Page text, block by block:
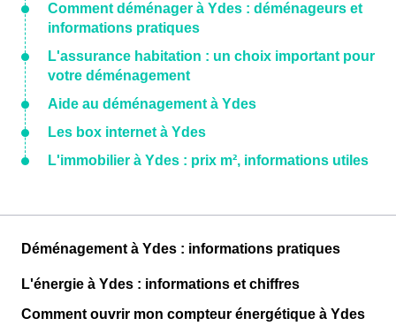
Comment déménager à Ydes : déménageurs et
informations pratiques
L'assurance habitation : un choix important pour
votre déménagement
Aide au déménagement à Ydes
Les box internet à Ydes
L'immobilier à Ydes : prix m², informations utiles
Déménagement à Ydes : informations pratiques
L'énergie à Ydes : informations et chiffres
Comment ouvrir mon compteur énergétique à Ydes